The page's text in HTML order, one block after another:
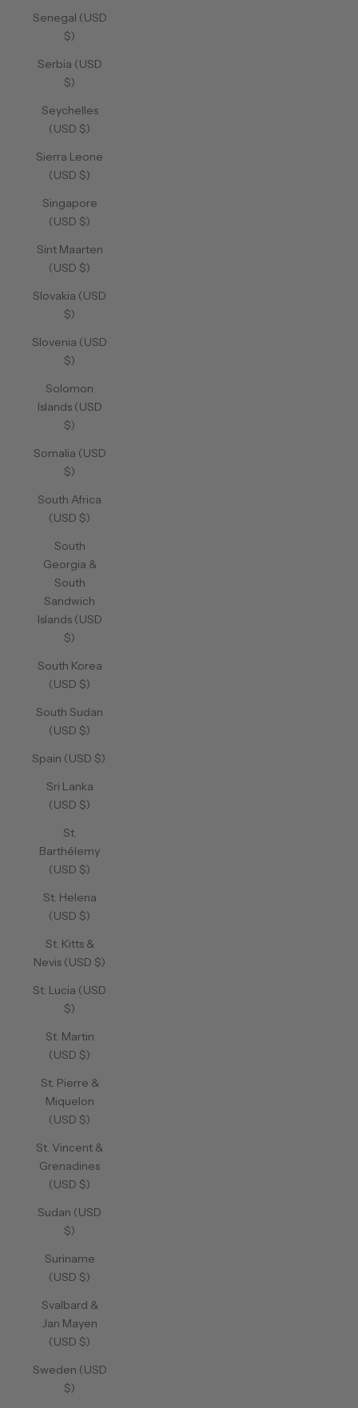
Senegal (USD
$)
Serbia (USD
$)
Seychelles
(USD $)
Sierra Leone
(USD $)
Singapore
(USD $)
Sint Maarten
(USD $)
Slovakia (USD
$)
Slovenia (USD
$)
Solomon
Islands (USD
$)
Somalia (USD
$)
South Africa
(USD $)
South
Georgia &
South
Sandwich
Islands (USD
$)
South Korea
(USD $)
South Sudan
(USD $)
Spain (USD $)
Sri Lanka
(USD $)
St.
Barthélemy
(USD $)
St. Helena
(USD $)
St. Kitts &
Nevis (USD $)
St. Lucia (USD
$)
St. Martin
(USD $)
St. Pierre &
Miquelon
(USD $)
St. Vincent &
Grenadines
(USD $)
Sudan (USD
$)
Suriname
(USD $)
Svalbard &
Jan Mayen
(USD $)
Sweden (USD
$)